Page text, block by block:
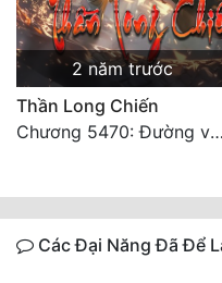
2 năm trước
Thần Long Chiến
Chương 5470: Đường về nhà! 【 Đại kết cục 】
Các Đại Năng Đã Để